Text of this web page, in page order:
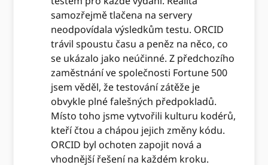
samozřejmě tlačena na servery
neodpovídala výsledkům testu. ORCID
trávil spoustu času a peněz na něco, co
se ukázalo jako neúčinné. Z předchozího
zaměstnání ve společnosti Fortune 500
jsem věděl, že testování zátěže je
obvykle plné falešných předpokladů.
Místo toho jsme vytvořili kulturu kodérů,
kteří čtou a chápou jejich změny kódu.
ORCID byl ochoten zapojit nová a
vhodnější řešení na každém kroku.